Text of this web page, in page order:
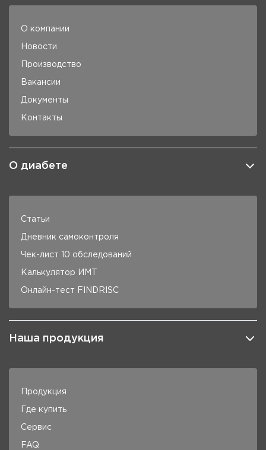
О компании
Новости
Производство
Вакансии
Документы
Контакты
О диабете
Статьи
Дневник самоконтроля
Чек-лист 10 обследований
Калькулятор ИМТ
Онлайн-тест FINDRISC
Наша продукция
Продукция
Где купить
Сервис
FAQ